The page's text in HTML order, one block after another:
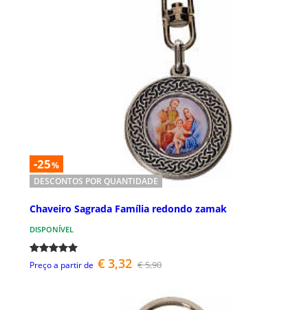
-25%
DESCONTOS POR QUANTIDADE
Chaveiro Sagrada Família redondo zamak
DISPONÍVEL
Preço a partir de € 3,32 € 5,90